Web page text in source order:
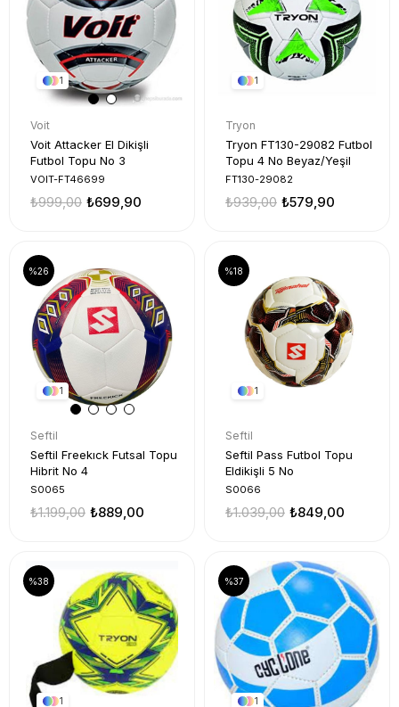
1
Voit
Voit Attacker El Dikişli
Futbol Topu No 3
VOIT-FT46699
₺699,90
₺999,00
1
Tryon
Tryon FT130-29082 Futbol
Topu 4 No Beyaz/Yeşil
FT130-29082
₺579,90
₺939,00
1
Seftil
Seftil Freekıck Futsal Topu
Hibrit No 4
S0065
₺889,00
₺1.199,00
%26
1
Seftil
Seftil Pass Futbol Topu
Eldikişli 5 No
S0066
₺849,00
₺1.039,00
%18
1
%38
1
%37